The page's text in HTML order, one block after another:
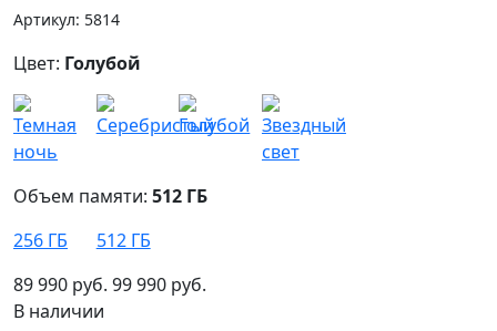
Артикул: 5814
Цвет: Голубой
Объем памяти: 512 ГБ
256 ГБ
512 ГБ
89 990 руб. 99 990 руб.
В наличии